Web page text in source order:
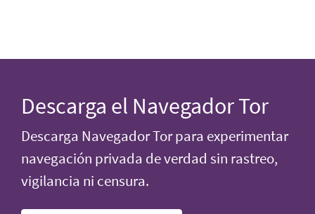
Descarga el Navegador Tor
Descarga Navegador Tor para experimentar
navegación privada de verdad sin rastreo,
vigilancia ni censura.